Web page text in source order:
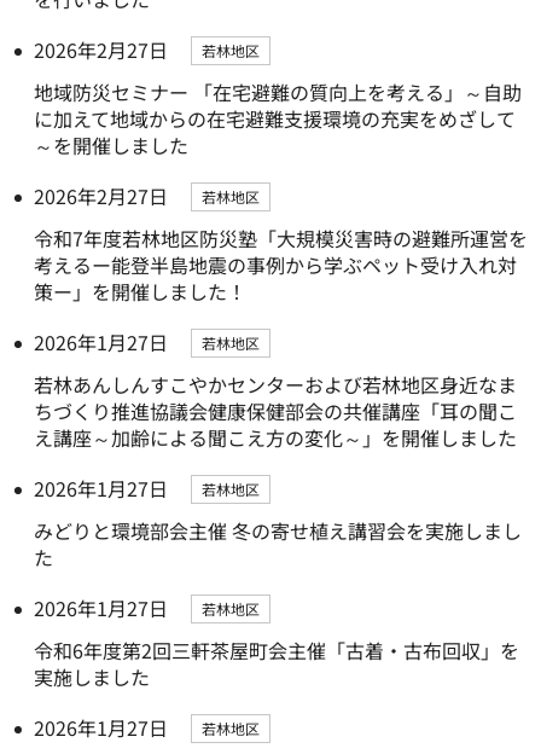
2026年2月27日
若林地区
地域防災セミナー 「在宅避難の質向上を考える」～自助
に加えて地域からの在宅避難支援環境の充実をめざして
～を開催しました
2026年2月27日
若林地区
令和7年度若林地区防災塾「大規模災害時の避難所運営を
考えるー能登半島地震の事例から学ぶペット受け入れ対
策ー」を開催しました！
2026年1月27日
若林地区
若林あんしんすこやかセンターおよび若林地区身近なま
ちづくり推進協議会健康保健部会の共催講座「耳の聞こ
え講座～加齢による聞こえ方の変化～」を開催しました
2026年1月27日
若林地区
みどりと環境部会主催 冬の寄せ植え講習会を実施しまし
た
2026年1月27日
若林地区
令和6年度第2回三軒茶屋町会主催「古着・古布回収」を
実施しました
2026年1月27日
若林地区